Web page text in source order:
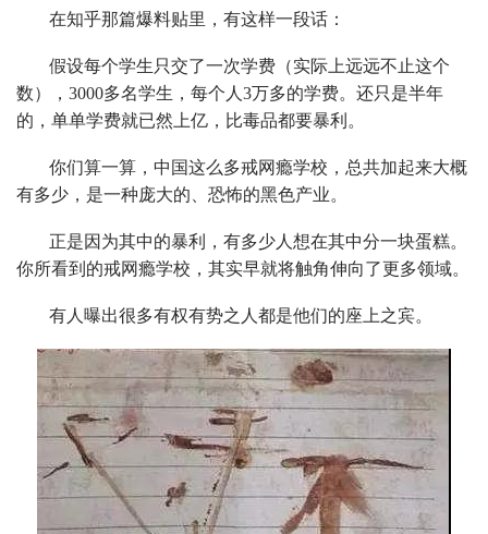
在知乎那篇爆料贴里，有这样一段话：
假设每个学生只交了一次学费（实际上远远不止这个
数），3000多名学生，每个人3万多的学费。还只是半年
的，单单学费就已然上亿，比毒品都要暴利。
你们算一算，中国这么多戒网瘾学校，总共加起来大概
有多少，是一种庞大的、恐怖的黑色产业。
正是因为其中的暴利，有多少人想在其中分一块蛋糕。
你所看到的戒网瘾学校，其实早就将触角伸向了更多领域。
有人曝出很多有权有势之人都是他们的座上之宾。